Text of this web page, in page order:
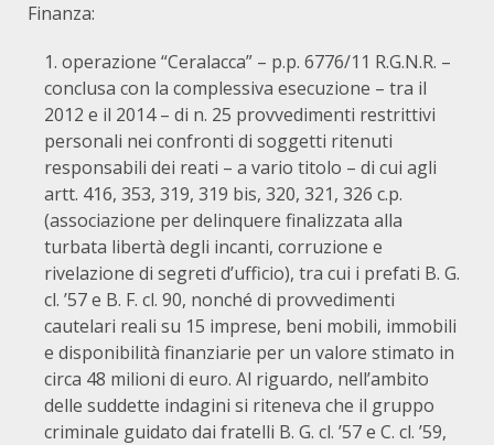
Finanza:
operazione “Ceralacca” – p.p. 6776/11 R.G.N.R. –
conclusa con la complessiva esecuzione – tra il
2012 e il 2014 – di n. 25 provvedimenti restrittivi
personali nei confronti di soggetti ritenuti
responsabili dei reati – a vario titolo – di cui agli
artt. 416, 353, 319, 319 bis, 320, 321, 326 c.p.
(associazione per delinquere finalizzata alla
turbata libertà degli incanti, corruzione e
rivelazione di segreti d’ufficio), tra cui i prefati B. G.
cl. ’57 e B. F. cl. 90, nonché di provvedimenti
cautelari reali su 15 imprese, beni mobili, immobili
e disponibilità finanziarie per un valore stimato in
circa 48 milioni di euro. Al riguardo, nell’ambito
delle suddette indagini si riteneva che il gruppo
criminale guidato dai fratelli B. G. cl. ’57 e C. cl. ’59,